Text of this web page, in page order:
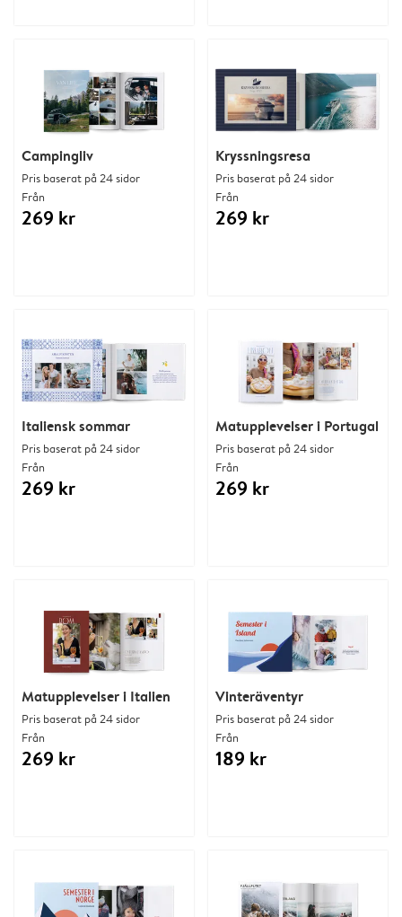
Campingliv
Pris baserat på 24 sidor
Från
269 kr
Matupplevelser i Portugal
Pris baserat på 24 sidor
Från
269 kr
Italiensk sommar
Pris baserat på 24 sidor
Från
269 kr
Matupplevelser i Italien
Pris baserat på 24 sidor
Från
269 kr
Kryssningsresa
Pris baserat på 24 sidor
Från
269 kr
Vinteräventyr
Pris baserat på 24 sidor
Från
189 kr